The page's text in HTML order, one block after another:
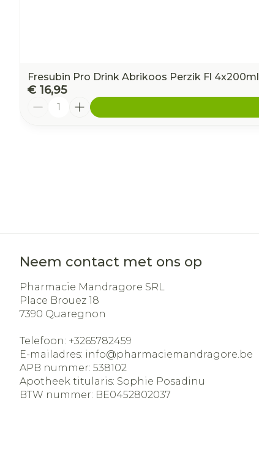
Fresubin Pro Drink Abrikoos Perzik Fl 4x200ml
€ 16,95
Aantal
Neem contact met ons op
Pharmacie Mandragore SRL
Place Brouez 18
7390 Quaregnon
Telefoon: +3265782459
E-mailadres: info@pharmaciemandragore.be
APB nummer: 538102
Apotheek titularis: Sophie Posadinu
BTW nummer: BE0452802037